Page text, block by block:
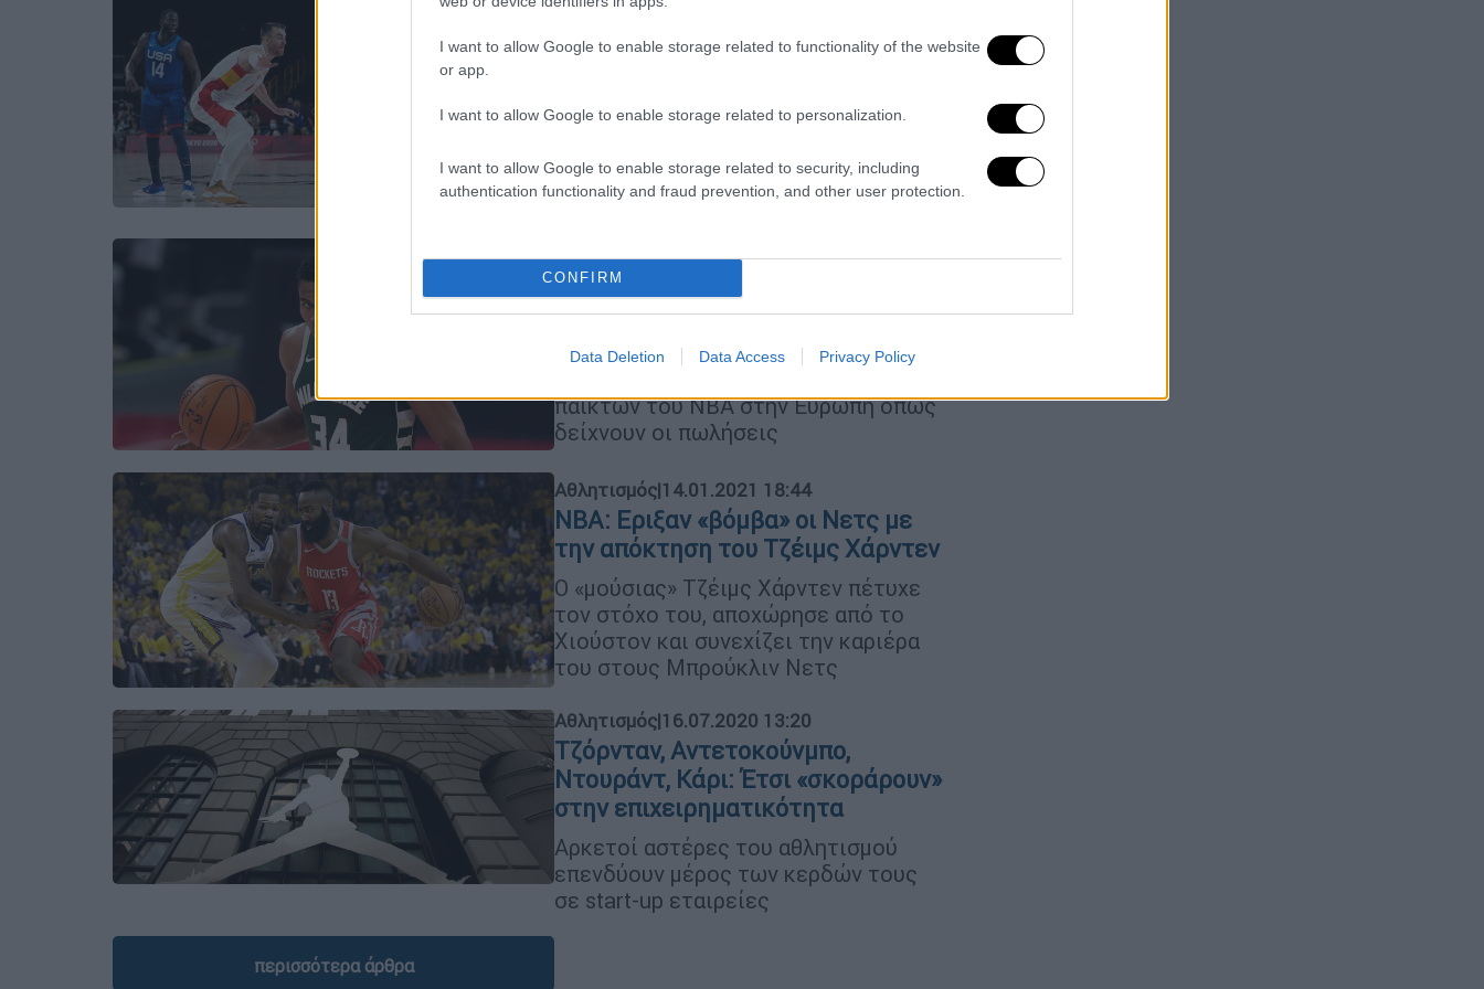
I want to allow Google to enable storage related to functionality of the website
or app.
I want to allow Google to enable storage related to personalization.
I want to allow Google to enable storage related to security, including
authentication functionality and fraud prevention, and other user protection.
CONFIRM
Data Deletion Data Access Privacy Policy
φοβερό Ντουράντ οι ΗΠΑ
Οι ΗΠΑ είχαν σε μεγάλη μέρα τον
τετράδα, όπως και η Σλοβενία που
ξεπέρασε το εμπόδιο της Γερμανίας
Αθλητισμός|11.03.2021 00:34
Πουλάει η φανέλα του
Αντετοκούνμπο και στην Ευρώπη
Ο Γιάννης Αντετοκούνμπο βρίσκεται
παικτών του NBA στην Ευρώπη όπως
δείχνουν οι πωλήσεις
Αθλητισμός|14.01.2021 18:44
NBA: Εριξαν «βόμβα» οι Νετς με
την απόκτηση του Τζέιμς Χάρντεν
Ο «μούσιας» Τζέιμς Χάρντεν πέτυχε
τον στόχο του, αποχώρησε από το
Χιούστον και συνεχίζει την καριέρα
του στους Μπρούκλιν Νετς
Αθλητισμός|16.07.2020 13:20
Τζόρνταν, Αντετοκούνμπο,
Ντουράντ, Κάρι: Έτσι «σκοράρουν»
στην επιχειρηματικότητα
Αρκετοί αστέρες του αθλητισμού
επενδύουν μέρος των κερδών τους
σε start-up εταιρείες
περισσότερα άρθρα